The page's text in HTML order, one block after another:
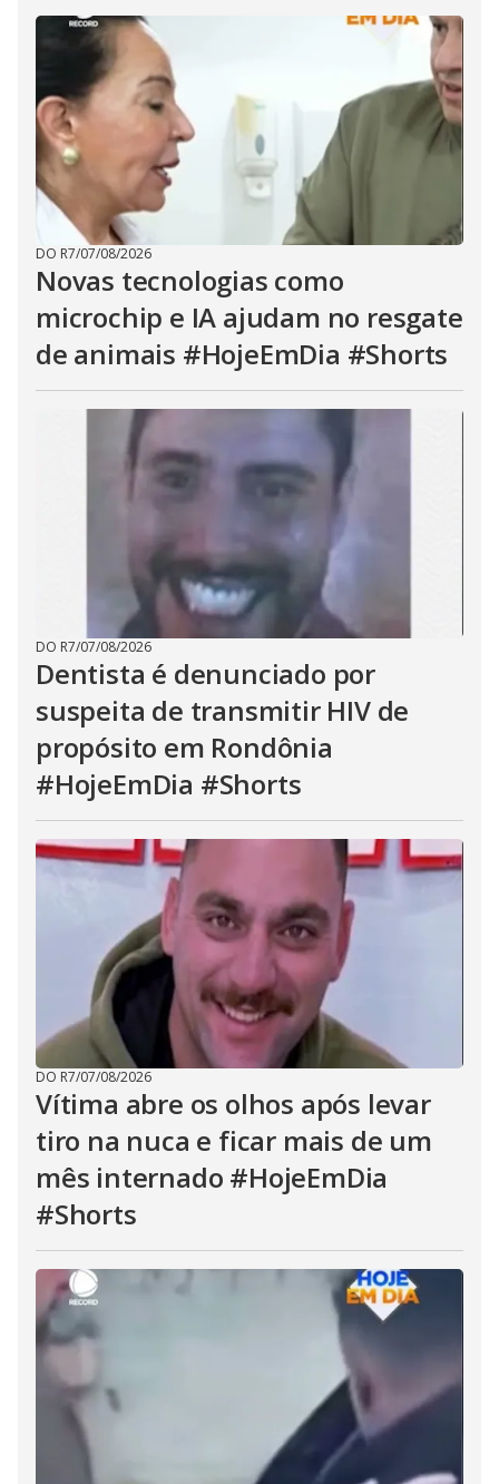
DO R7/07/08/2026
Novas tecnologias como
microchip e IA ajudam no resgate
de animais #HojeEmDia #Shorts
DO R7/07/08/2026
Dentista é denunciado por
suspeita de transmitir HIV de
propósito em Rondônia
#HojeEmDia #Shorts
DO R7/07/08/2026
Vítima abre os olhos após levar
tiro na nuca e ficar mais de um
mês internado #HojeEmDia
#Shorts